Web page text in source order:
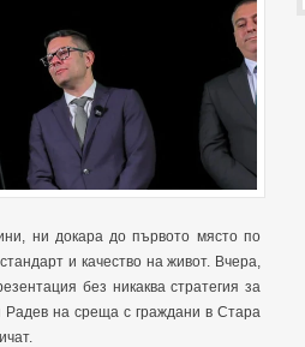
ни докара до първото място по
и качество на живот. Вчера,
без никаква стратегия за
Радев на среща с граждани в Стара